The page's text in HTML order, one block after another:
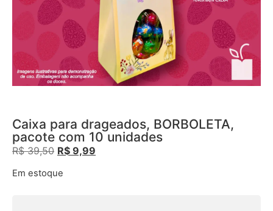
Caixa para drageados, BORBOLETA,
pacote com 10 unidades
R$39,50 R$ 9,99
Em estoque